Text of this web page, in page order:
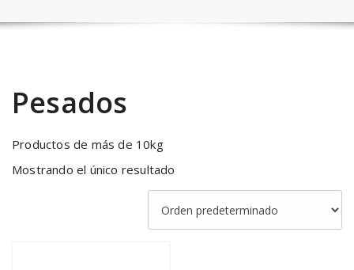
Pesados
Productos de más de 10kg
Mostrando el único resultado